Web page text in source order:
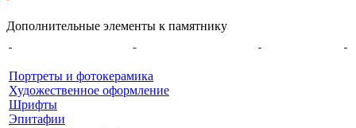
Дополнительные элементы к памятнику
Портреты и фотокерамика
Художественное оформление
Шрифты
Эпитафии